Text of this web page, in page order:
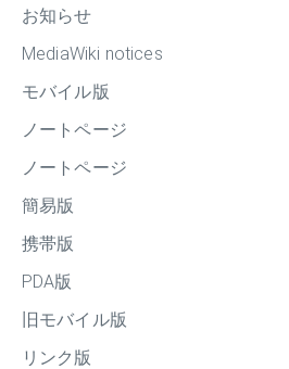
お知らせ
MediaWiki notices
モバイル版
ノートページ
ノートページ
簡易版
携帯版
PDA版
旧モバイル版
リンク版